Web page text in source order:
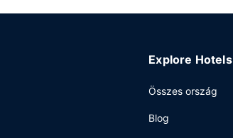
Explore Hotels
Összes ország
Blog